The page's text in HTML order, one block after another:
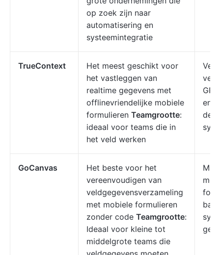
op zoek zijn naar
automatisering en
systeemintegratie
TrueContext
Het meest geschikt voor
het vastleggen van
realtime gegevens met
offlinevriendelijke mobiele
formulieren Teamgrootte:
ideaal voor teams die in
het veld werken
en
GoCanvas
Het beste voor het
vereenvoudigen van
veldgegevensverzameling
met mobiele formulieren
zonder code Teamgrootte:
Ideaal voor kleine tot
middelgrote teams die